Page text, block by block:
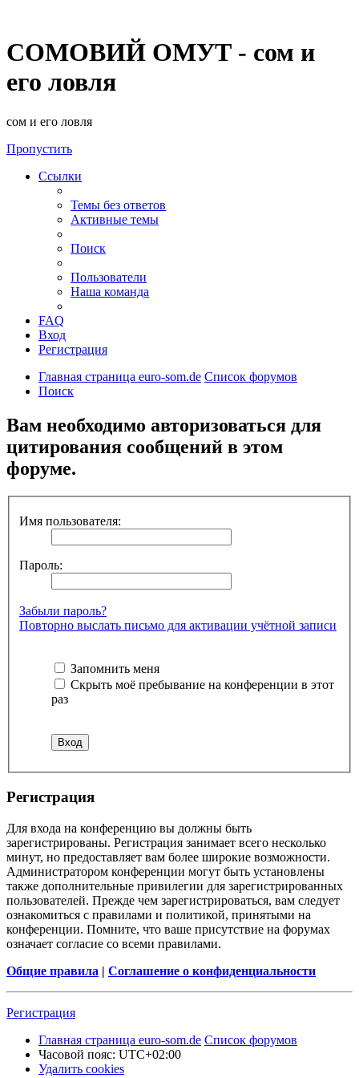
СОМОВИЙ ОМУТ - сом и
его ловля
сом и его ловля
Пропустить
Ссылки
Темы без ответов
Активные темы
Поиск
Пользователи
Наша команда
FAQ
Вход
Регистрация
Главная страница euro-som.de Список форумов
Поиск
Вам необходимо авторизоваться для
цитирования сообщений в этом
форуме.
Имя пользователя:
Пароль:
Забыли пароль?
Повторно выслать письмо для активации учётной записи
Запомнить меня
Скрыть моё пребывание на конференции в этот
раз
Регистрация
Для входа на конференцию вы должны быть
зарегистрированы. Регистрация занимает всего несколько
минут, но предоставляет вам более широкие возможности.
Администратором конференции могут быть установлены
также дополнительные привилегии для зарегистрированных
пользователей. Прежде чем зарегистрироваться, вам следует
ознакомиться с правилами и политикой, принятыми на
конференции. Помните, что ваше присутствие на форумах
означает согласие со всеми правилами.
Общие правила | Соглашение о конфиденциальности
Регистрация
Главная страница euro-som.de Список форумов
Часовой пояс: UTC+02:00
Удалить cookies